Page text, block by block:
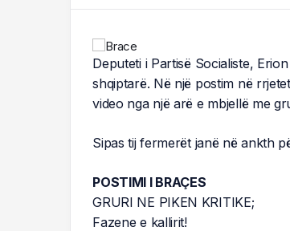
Deputeti i Partisë Socialiste,
shqiptarë. Në një postim në
video nga një arë e mbjellë me
Sipas tij fermerët janë në ankth
POSTIMI I BRAÇES
GRURI NE PIKEN KRITIKE;
Fazene e kallirit!